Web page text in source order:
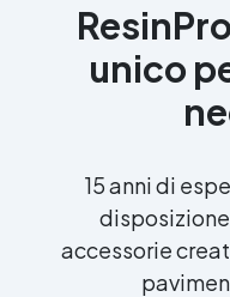
unico
15 anni di
accessorie